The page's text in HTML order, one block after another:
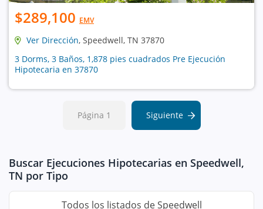
$289,100 EMV
Ver Dirección, Speedwell, TN 37870
3 Dorms, 3 Baños, 1,878 pies cuadrados Pre Ejecución
Hipotecaria en 37870
Página 1 Siguiente
Buscar Ejecuciones Hipotecarias en Speedwell,
TN por Tipo
Todos los listados de Speedwell